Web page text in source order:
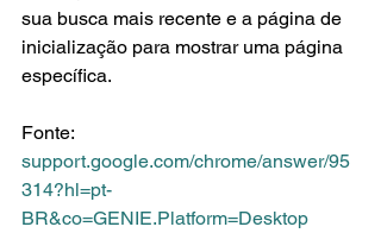
sua busca mais recente e a página de
inicialização para mostrar uma página
específica.
Fonte:
support.google.com/chrome/answer/95
314?hl=pt-
BR&co=GENIE.Platform=Desktop